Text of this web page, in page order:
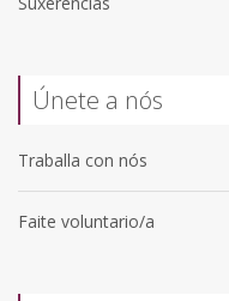
Únete a nós
Traballa con nós
Faite voluntario/a